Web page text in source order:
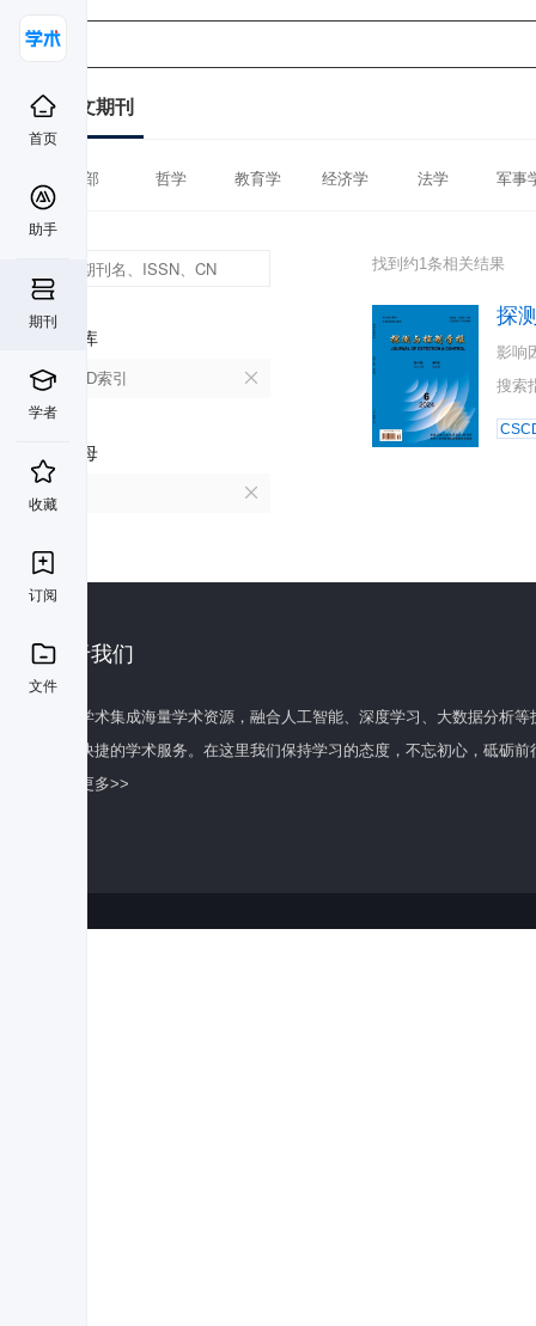
首页
助手
期刊
学者
收藏
订阅
文件
中文期刊
全部 哲学 教育学 经济学 法学 军事
数据库
CSCD索引
首字母
找到约1条相关结果
探
影响
搜索
关于我们
百度学术集成海量学术资源，融合人工智能、深度学习、大数据分析
全面快捷的学术服务。在这里我们保持学习的态度，不忘初心，砥砺前
了解更多>>